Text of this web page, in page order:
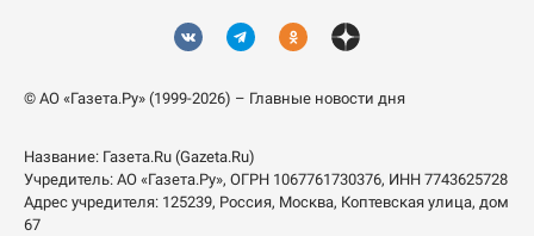
© АО «Газета.Ру» (1999-2026) – Главные новости дня
Название: Газета.Ru (Gazeta.Ru)
Учредитель: АО «Газета.Ру», ОГРН 1067761730376, ИНН 7743625728
Адрес учредителя: 125239, Россия, Москва, Коптевская улица, дом
67